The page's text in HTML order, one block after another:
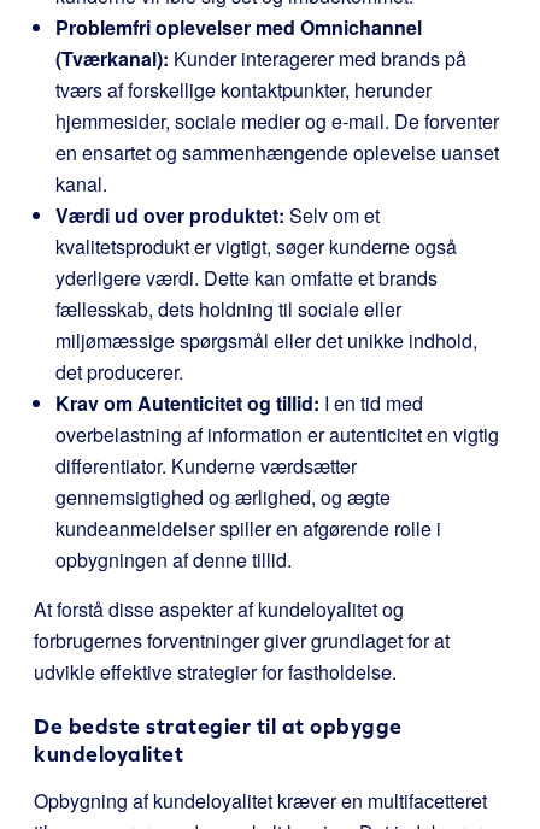
Problemfri oplevelser med Omnichannel
(Tværkanal): Kunder interagerer med brands på
tværs af forskellige kontaktpunkter, herunder
hjemmesider, sociale medier og e-mail. De forventer
en ensartet og sammenhængende oplevelse uanset
kanal.
Værdi ud over produktet: Selv om et
kvalitetsprodukt er vigtigt, søger kunderne også
yderligere værdi. Dette kan omfatte et brands
fællesskab, dets holdning til sociale eller
miljømæssige spørgsmål eller det unikke indhold,
det producerer.
Krav om Autenticitet og tillid: I en tid med
overbelastning af information er autenticitet en vigtig
differentiator. Kunderne værdsætter
gennemsigtighed og ærlighed, og ægte
kundeanmeldelser spiller en afgørende rolle i
opbygningen af denne tillid.
At forstå disse aspekter af kundeloyalitet og
forbrugernes forventninger giver grundlaget for at
udvikle effektive strategier for fastholdelse.
De bedste strategier til at opbygge
kundeloyalitet
Opbygning af kundeloyalitet kræver en multifacetteret